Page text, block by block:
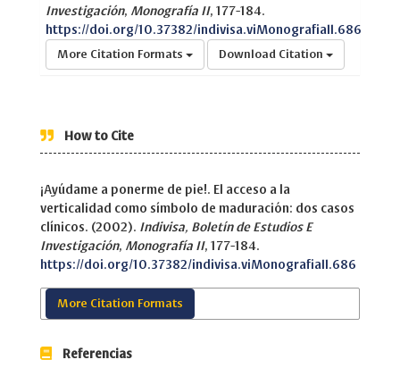
Investigación, Monografía II, 177-184.
https://doi.org/10.37382/indivisa.viMonografiaII.686
More Citation Formats Download Citation
How to Cite
¡Ayúdame a ponerme de pie!. El acceso a la
verticalidad como símbolo de maduración: dos casos
clínicos. (2002). Indivisa, Boletín de Estudios E
Investigación, Monografía II, 177-184.
https://doi.org/10.37382/indivisa.viMonografiaII.686
More Citation Formats
Referencias